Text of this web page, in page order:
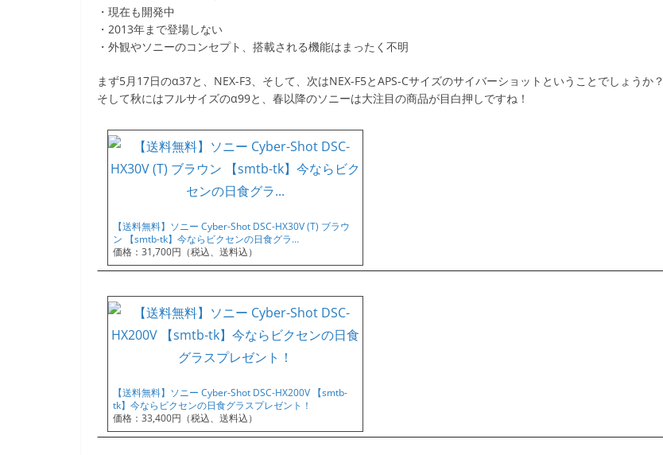
・現在も開発中
・2013年まで登場しない
・外観やソニーのコンセプト、搭載される機能はまったく不明
まず5月17日のα37と、NEX-F3、そして、次はNEX-F5とAPS-Cサイズのサイバーショットということでしょうか？
そして秋にはフルサイズのα99と、春以降のソニーは大注目の商品が目白押しですね！
【送料無料】ソニー Cyber-Shot DSC-HX30V (T) ブラウ
ン 【smtb-tk】今ならビクセンの日食グラ…
価格：31,700円（税込、送料込）
【送料無料】ソニー Cyber-Shot DSC-HX200V 【smtb-
tk】今ならビクセンの日食グラスプレゼント！
価格：33,400円（税込、送料込）